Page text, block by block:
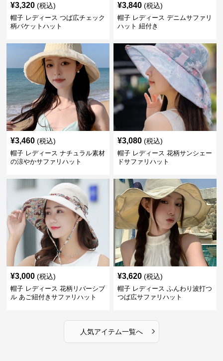
¥3,320 (税込)
帽子 レディース つば広チェック
柄バケットハット
¥3,840 (税込)
帽子 レディース デニムサファリ
ハット 紐付き
¥3,460 (税込)
帽子 レディース ナチュラル素材
の涼やかサファリハット
¥3,080 (税込)
帽子 レディース 花柄サンシェー
ドサファリハット
¥3,000 (税込)
帽子 レディース 花柄リバーシブ
ル あご紐付きサファリハット
¥3,620 (税込)
帽子 レディース ふんわり波打つ
つば広サファリハット
人気アイテム一覧へ ›